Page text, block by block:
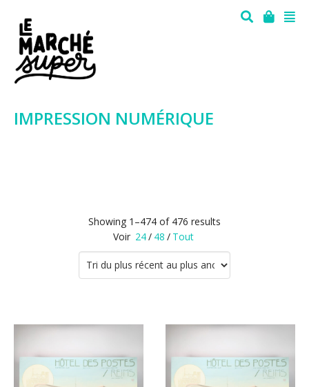
IMPRESSION NUMÉRIQUE
Showing 1–474 of 476 results
Voir 24/ 48 / Tout